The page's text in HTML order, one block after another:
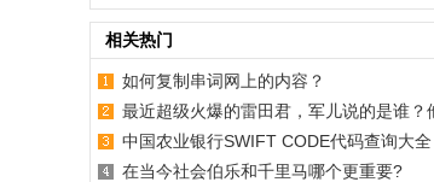
相关热门
如何复制串词网上的内容？
最近超级火爆的雷田君，军儿说的是谁？
中国农业银行SWIFT CODE代码查询大全
在当今社会伯乐和千里马哪个更重要?